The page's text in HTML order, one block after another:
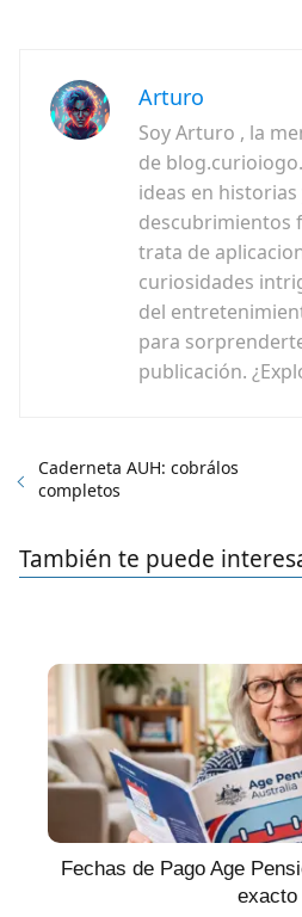
Arturo
Soy Arturo , la
de
ideas en
descubrimientos
trata de
curiosidades
del
para
publicación.
Caderneta AUH: cobrálos
completos
También te puede
Fechas de Pago Age
exacto